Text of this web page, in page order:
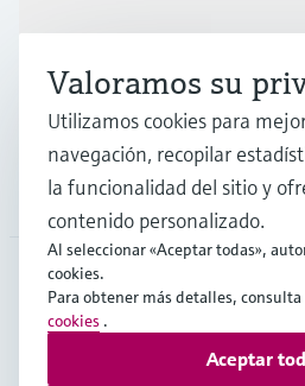
Compañía
COL•Español
Valoramos su
Utilizamos cookies para
navegación, recopilar
la funcionalidad del sitio y
contenido personalizado.
Al seleccionar «Aceptar todas»,
cookies.
Para obtener más detalles,
cookies .
Aceptar